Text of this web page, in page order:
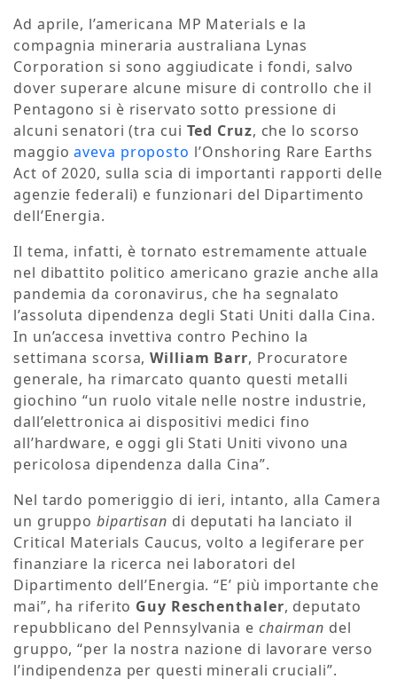
Ad aprile, l’americana MP Materials e la
compagnia mineraria australiana Lynas
Corporation si sono aggiudicate i fondi, salvo
dover superare alcune misure di controllo che il
Pentagono si è riservato sotto pressione di
alcuni senatori (tra cui Ted Cruz, che lo scorso
maggioaveva proposto l’Onshoring Rare Earths
Act of 2020, sulla scia di importanti rapporti delle
agenzie federali) e funzionari del Dipartimento
dell’Energia.
Il tema, infatti, è tornato estremamente attuale
nel dibattito politico americano grazie anche alla
pandemia da coronavirus, che ha segnalato
l’assoluta dipendenza degli Stati Uniti dalla Cina.
In un’accesa invettiva contro Pechino la
settimana scorsa,William Barr, Procuratore
generale, ha rimarcato quanto questi metalli
giochino “un ruolo vitale nelle nostre industrie,
dall’elettronica ai dispositivi medici fino
all’hardware, e oggi gli Stati Uniti vivono una
pericolosa dipendenza dalla Cina”.
Nel tardo pomeriggio di ieri, intanto, alla Camera
un gruppobipartisan di deputati ha lanciato il
Critical Materials Caucus, volto a legiferare per
finanziare la ricerca nei laboratori del
Dipartimento dell’Energia. “E’ più importante che
mai”, ha riferito Guy Reschenthaler, deputato
repubblicano del Pennsylvania e chairman del
gruppo, “per la nostra nazione di lavorare verso
l’indipendenza per questi minerali cruciali”.